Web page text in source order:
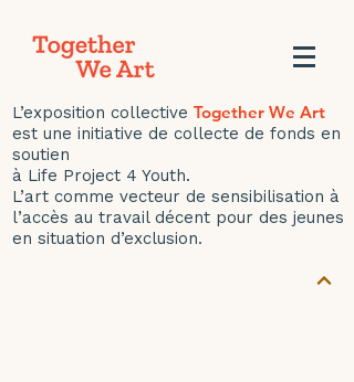
L’exposition collective Together We Art
est une initiative de collecte de fonds en
soutien
à Life Project 4 Youth.
L’art comme vecteur de sensibilisation à
l’accès au travail décent pour des jeunes
en situation d’exclusion.